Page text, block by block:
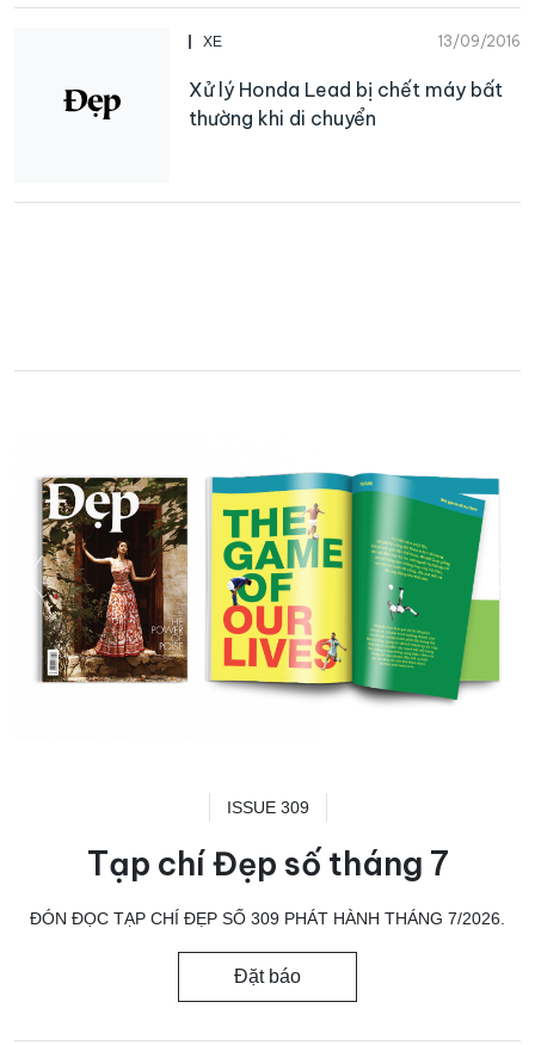
XE 13/09/2016
Xử lý Honda Lead bị chết máy bất
thường khi di chuyển
ISSUE 309
Tạp chí Đẹp số tháng 7
ĐÓN ĐỌC TẠP CHÍ ĐẸP SỐ 309 PHÁT HÀNH THÁNG 7/2026.
Đặt báo